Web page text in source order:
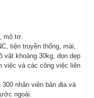
mô tơ.
tiện truyền thống, mài,
vật khoảng 30kg, dọn dẹp
việc và các công việc liên
nhân viên bản địa và
ngoài.